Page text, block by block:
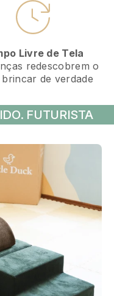
Livre de Tela
redescobrem o
de verdade
FUTURISTA